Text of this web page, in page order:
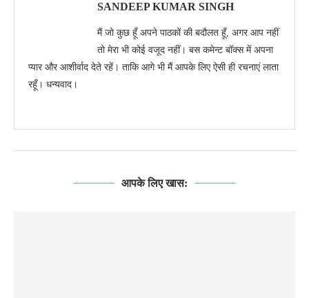
SANDEEP KUMAR SINGH
मैं जो कुछ हूँ अपने पाठकों की बदौलत हूँ, अगर आप नहीं
तो मेरा भी कोई वजूद नहीं। बस कमेन्ट बॉक्स में अपना
प्यार और आशीर्वाद देते रहें। ताकि आगे भी मैं आपके लिए ऐसी ही रचनाएं लाता
रहूँ। धन्यवाद।
आपके लिए खास: